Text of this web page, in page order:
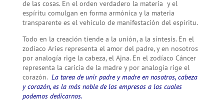
de las cosas. En el orden verdadero la materia y el
espíritu comulgan en forma armónica y la materia
transparente es el vehículo de manifestación del espíritu.
Todo en la creación tiende a la unión, a la síntesis. En el
zodíaco Aries representa el amor del padre, y en nosotros
por analogía rige la cabeza, el Ajna. En el zodíaco Cáncer
representa la caricia de la madre y por analogía rige el
corazón. La tarea de unir padre y madre en nosotros, cabeza
y corazón, es la más noble de las empresas a las cuales
podemos dedicarnos.